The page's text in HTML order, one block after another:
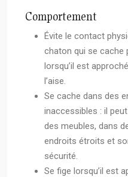
Comportement
Évite le contact
chaton qui se cache
lorsqu’il est
l’aise.
Se cache dans des
inaccessibles : il
des meubles, dans
endroits étroits et
sécurité.
Se fige lorsqu’il est